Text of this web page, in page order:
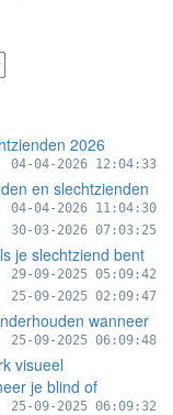
2026
04-04-2026 12:04:33
en slechtzienden
04-04-2026 11:04:30
30-03-2026 07:03:25
je slechtziend bent
29-09-2025 05:09:42
25-09-2025 02:09:47
wanneer
25-09-2025 06:09:48
visueel
je blind of
25-09-2025 06:09:32